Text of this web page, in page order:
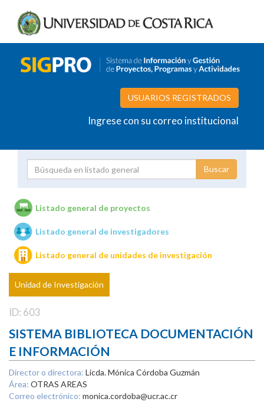
USUARIOS REGISTRADOS
Ingrese con su correo institucional
Unidades de investigación
Listado general de proyectos
Listado general de investigadores
Listado general de unidades de investigación
Unidad de Investigación
ID: 603
SISTEMA BIBLIOTECA DOCUMENTACIÓN
E INFORMACIÓN
Director o directora: Licda. Mónica Córdoba Guzmán
Área: OTRAS AREAS
Correo electrónico: monica.cordoba@ucr.ac.cr